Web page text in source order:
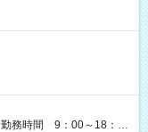
務時間 9：00～18：